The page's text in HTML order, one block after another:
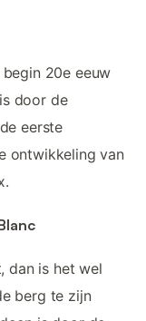
20e eeuw
door de
eerste
ontwikkeling van
dan is het wel
berg te zijn